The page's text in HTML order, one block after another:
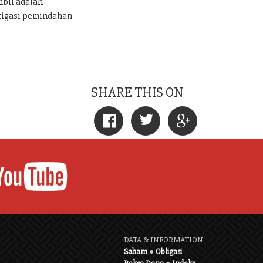
pemindahan
SHARE THIS ON
DATA & INFORMATION
Saham●Obligasi